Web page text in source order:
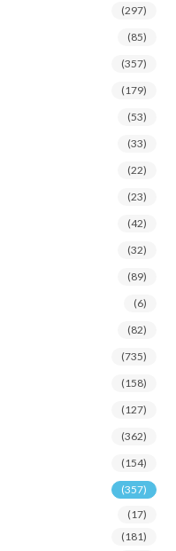
(297)
(85)
(357)
(179)
(53)
(33)
(22)
(23)
(42)
(32)
(89)
(6)
(82)
(735)
(158)
(127)
(362)
(154)
(357)
(17)
(181)